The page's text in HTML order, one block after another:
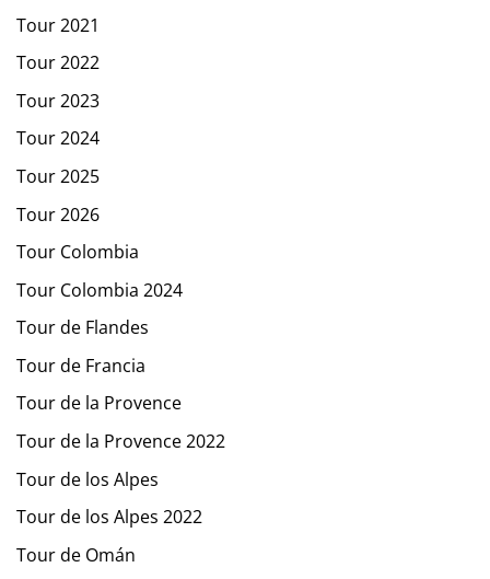
Tour 2021
Tour 2022
Tour 2023
Tour 2024
Tour 2025
Tour 2026
Tour Colombia
Tour Colombia 2024
Tour de Flandes
Tour de Francia
Tour de la Provence
Tour de la Provence 2022
Tour de los Alpes
Tour de los Alpes 2022
Tour de Omán